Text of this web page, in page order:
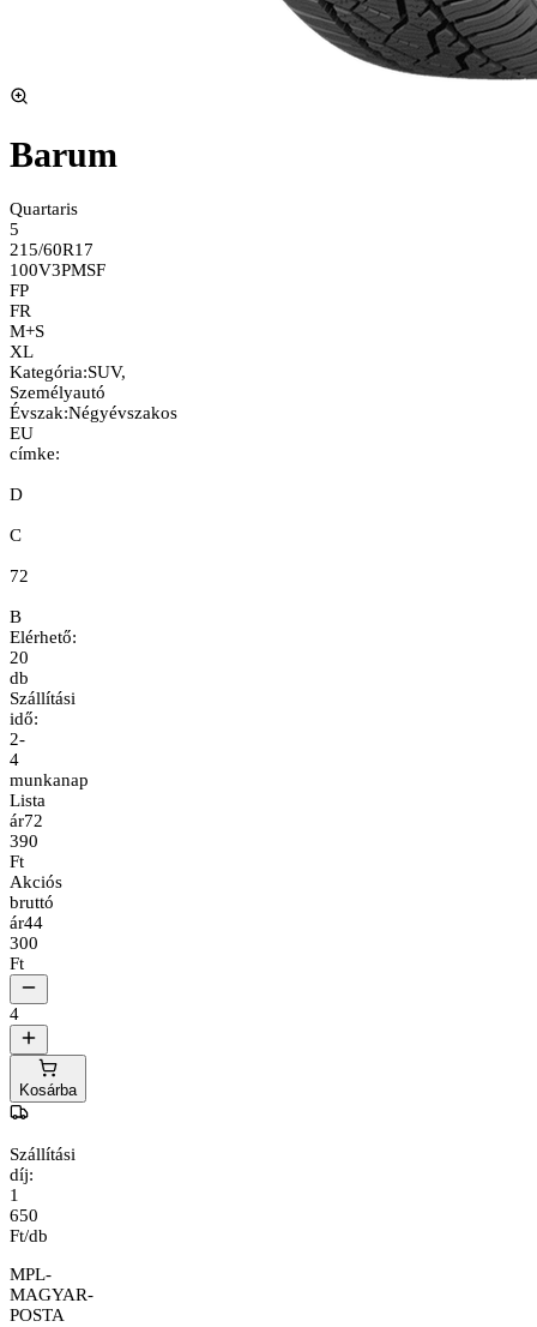
Barum
Quartaris
5
215/60R17
100V3PMSF
FP
FR
M+S
XL
Kategória:SUV,
Személyautó
Évszak:Négyévszakos
EU
címke:
D
C
72
B
Elérhető:
20
db
Szállítási
idő:
2-
4
munkanap
Lista
ár72
390
Ft
Akciós
bruttó
ár44
300
Ft
4
Kosárba
Szállítási
díj:
1
650
Ft/db
MPL-
MAGYAR-
POSTA